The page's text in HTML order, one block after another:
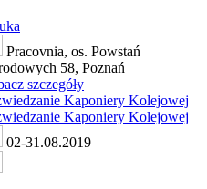
Pracovnia, os. Powstań
58, Poznań
szczegóły
02-31.08.2019